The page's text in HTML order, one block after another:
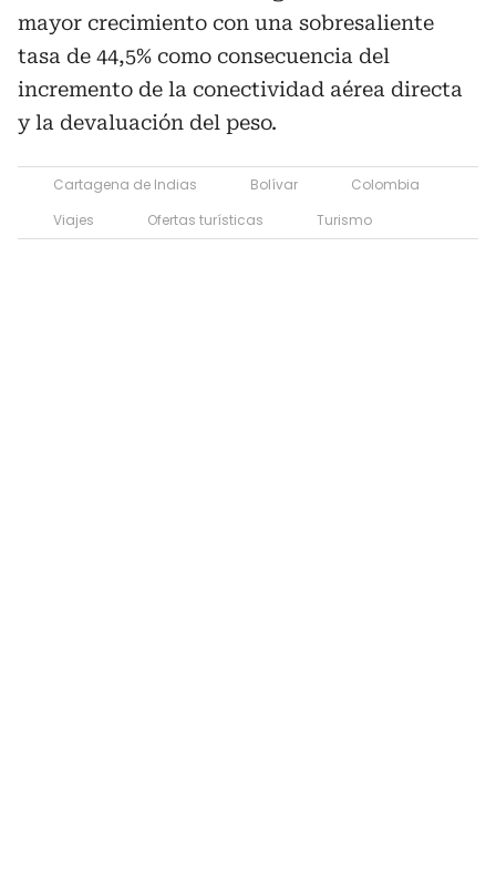
mayor crecimiento con una sobresaliente
tasa de 44,5% como consecuencia del
incremento de la conectividad aérea directa
y la devaluación del peso.
Cartagena de Indias Bolívar
Colombia
Viajes
Ofertas turísticas Turismo